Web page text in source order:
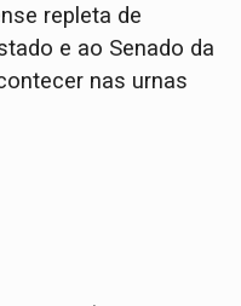
repleta de
e ao Senado da
nas urnas